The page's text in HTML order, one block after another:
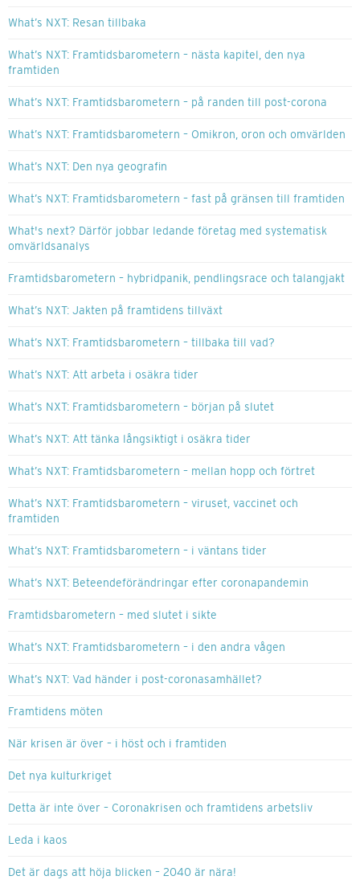
What’s NXT: Resan tillbaka
What’s NXT: Framtidsbarometern – nästa kapitel, den nya
framtiden
What’s NXT: Framtidsbarometern – på randen till post-corona
What’s NXT: Framtidsbarometern – Omikron, oron och omvärlden
What’s NXT: Den nya geografin
What’s NXT: Framtidsbarometern – fast på gränsen till framtiden
What's next? Därför jobbar ledande företag med systematisk
omvärldsanalys
Framtidsbarometern – hybridpanik, pendlingsrace och talangjakt
What’s NXT: Jakten på framtidens tillväxt
What’s NXT: Framtidsbarometern – tillbaka till vad?
What’s NXT: Att arbeta i osäkra tider
What’s NXT: Framtidsbarometern – början på slutet
What’s NXT: Att tänka långsiktigt i osäkra tider
What’s NXT: Framtidsbarometern – mellan hopp och förtret
What’s NXT: Framtidsbarometern – viruset, vaccinet och
framtiden
What’s NXT: Framtidsbarometern – i väntans tider
What’s NXT: Beteendeförändringar efter coronapandemin
Framtidsbarometern – med slutet i sikte
What’s NXT: Framtidsbarometern – i den andra vågen
What’s NXT: Vad händer i post-coronasamhället?
Framtidens möten
När krisen är över – i höst och i framtiden
Det nya kulturkriget
Detta är inte över – Coronakrisen och framtidens arbetsliv
Leda i kaos
Det är dags att höja blicken – 2040 är nära!